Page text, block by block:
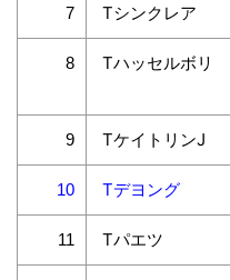
7 Tシンクレア
8 Tハッセルボリ
9 TケイトリンJ
10 Tデヨング
11 Tパエツ